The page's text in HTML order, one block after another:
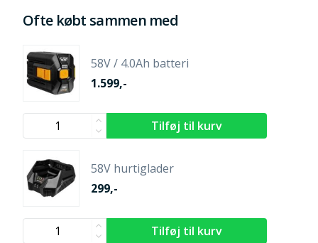
Ofte købt sammen med
58V / 4.0Ah batteri
1.599,-
58V hurtiglader
299,-